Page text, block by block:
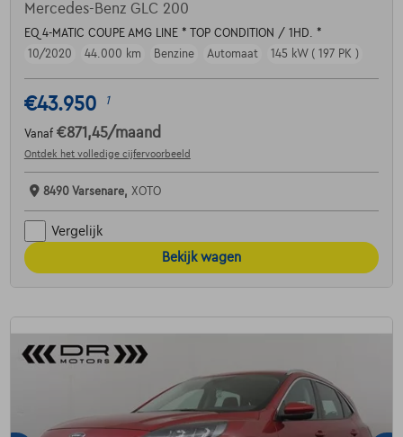
Mercedes-Benz GLC 200
EQ 4-MATIC COUPE AMG LINE * TOP CONDITION / 1HD. *
10/2020
44.000 km Benzine Automaat 145 kW ( 197 PK )
€43.950 1
Vanaf €871,45/maand
Ontdek het volledige cijfervoorbeeld
8490 Varsenare, XOTO
Vergelijk
Bekijk wagen